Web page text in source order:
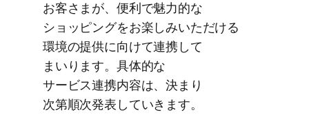
お客さまが、​便利で​魅力的な​
ショッピングを​お楽しみいただける​
環境の​提供に​向けて​連携して​
まいります。​具体的な​
サービス連携内容は、​決まり​
次第順次発表していきます。